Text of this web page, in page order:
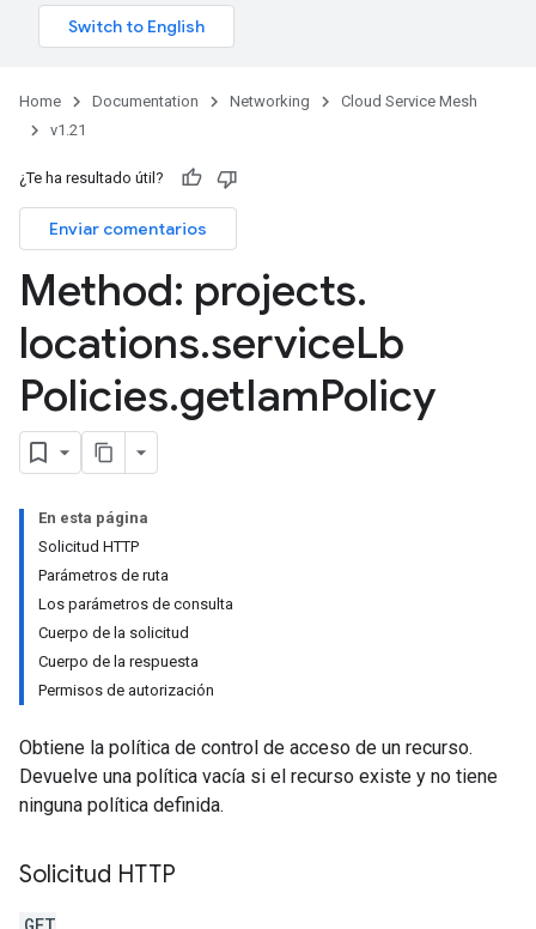
Home Documentation Networking
Cloud Service Mesh
v1.21
¿Te ha resultado útil?
Enviar comentarios
Method: projects.
locations.serviceLb
Policies.getIamPolicy
En esta página
Solicitud HTTP
Parámetros de ruta
Los parámetros de consulta
Cuerpo de la solicitud
Cuerpo de la respuesta
Permisos de autorización
Obtiene la política de control de acceso de un recurso.
Devuelve una política vacía si el recurso existe y no tiene
ninguna política definida.
Solicitud HTTP